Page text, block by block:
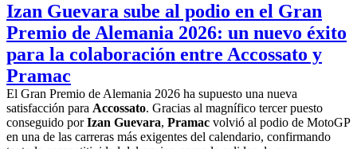
Izan Guevara sube al podio en el Gran
Premio de Alemania 2026: un nuevo éxito
para la colaboración entre Accossato y
Pramac
El Gran Premio de Alemania 2026 ha supuesto una nueva
satisfacción para Accossato. Gracias al magnífico tercer puesto
conseguido porIzan Guevara, Pramac volvió al podio de MotoGP
en una de las carreras más exigentes del calendario, confirmando